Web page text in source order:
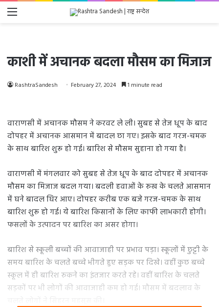
Menu
काशी में अचानक बदला मौसम का मिजाज
RashtraSandesh February 27, 2024 1 minute read
वाराणसी में अचानक मौसम ने करवट ले ली। सुबह से तेज धूप के बाद
दोपहर में अचानक आसमान में बादल छा गए। इसके बाद गरज-चमक
के साथ बारिश शुरू हो गई। बारिश से मौसम सुहाना हो गया है।
वाराणसी में मंगलवार को सुबह से तेज धूप के बाद दोपहर में अचानक
मौसम का मिजाज बदल गया। बदली हवाओं के रुख के चलते आसमान
में घने बादल घिर आए। दोपहर करीब एक बजे गरज-चमक के साथ
बारिश शुरू हो गई। ये बारिश किसानों के लिए काफी लाभकारी होगी।
फसलों के उत्पादन पर बारिश का असर होगा।
बारिश से स्कूली बच्चों की आवाजाही पर प्रभाव पड़ा। स्कूलों में छुट्टी के
समय बारिश के चलते बच्चे भीगते हुए सड़क पर दिखे। वहीं कुछ बच्चे
स्कूल में ही बारिश रुकने का इंतजार करते रहे। वहीं बारिश के चलते
सड़कों पर भी लोगों की आवाजाही कम हो गई। मौसम में बदलाव के